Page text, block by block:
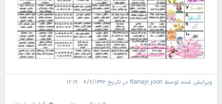
ویرایش شده توسط Nanayi joon در تاریخ ۸/۲/۱۳۹۲ ۱۲:۱۹